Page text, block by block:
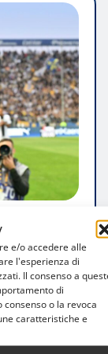
e/o accedere alle
l'esperienza di
Il consenso a
di
consenso o la revoca
caratteristiche e
accordo